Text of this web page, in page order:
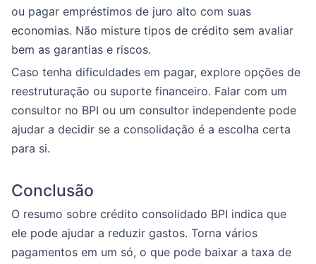
ou pagar empréstimos de juro alto com suas
economias. Não misture tipos de crédito sem avaliar
bem as garantias e riscos.
Caso tenha dificuldades em pagar, explore opções de
reestruturação ou suporte financeiro. Falar com um
consultor no BPI ou um consultor independente pode
ajudar a decidir se a consolidação é a escolha certa
para si.
Conclusão
O resumo sobre crédito consolidado BPI indica que
ele pode ajudar a reduzir gastos. Torna vários
pagamentos em um só, o que pode baixar a taxa de